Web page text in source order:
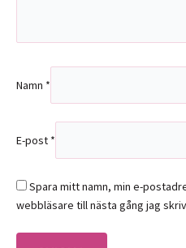
Namn *
E-post *
Spara mitt namn, min e-
webbläsare till nästa gång jag